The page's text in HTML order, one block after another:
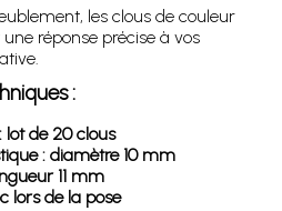
les clous de couleur
réponse précise à vos
:
lot de 20 clous
: diamètre 10 mm
11 mm
lors de la pose